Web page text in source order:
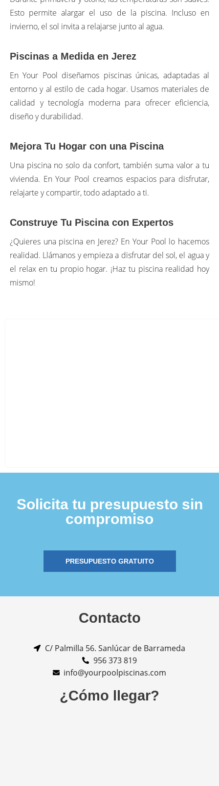
Esto permite alargar el uso de la piscina. Incluso en
invierno, el sol invita a relajarse junto al agua.
Piscinas a Medida en Jerez
En Your Pool diseñamos piscinas únicas, adaptadas al
entorno y al estilo de cada hogar. Usamos materiales de
calidad y tecnología moderna para ofrecer eficiencia,
diseño y durabilidad.
Mejora Tu Hogar con una Piscina
Una piscina no solo da confort, también suma valor a tu
vivienda. En Your Pool creamos espacios para disfrutar,
relajarte y compartir, todo adaptado a ti.
Construye Tu Piscina con Expertos
¿Quieres una piscina en Jerez? En Your Pool lo hacemos
realidad. Llámanos y empieza a disfrutar del sol, el agua y
el relax en tu propio hogar. ¡Haz tu piscina realidad hoy
mismo!
Solicita tu presupuesto sin
compromiso
PRESUPUESTO GRATUITO
Contacto
C/ Palmilla 56. Sanlúcar de Barrameda
956 373 819
info@yourpoolpiscinas.com
¿Cómo llegar?